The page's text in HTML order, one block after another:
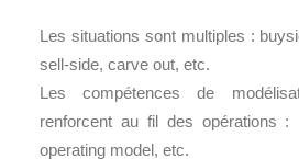
Les situations sont multiples :
sell-side, carve out, etc.
Les compétences de
renforcent au fil des opérations :
operating model, etc.